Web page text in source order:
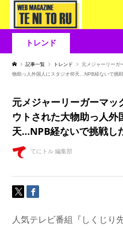
トレンド
記事一覧 トレンド
元メジャーリーガ
物助っ人外国人にスタジオ仰天…NPB経ないで挑
元メジャーリーガーマッ
ウトされた大物助っ人外
天…NPB経ないで挑戦し
てにトル 編集部
人気テレビ番組『しくじり